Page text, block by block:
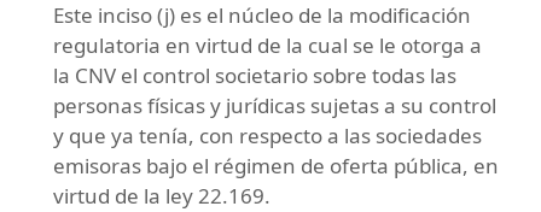
Este inciso (j) es el núcleo de la modificación
regulatoria en virtud de la cual se le otorga a
la CNV el control societario sobre todas las
personas físicas y jurídicas sujetas a su control
y que ya tenía, con respecto a las sociedades
emisoras bajo el régimen de oferta pública, en
virtud de la ley 22.169.